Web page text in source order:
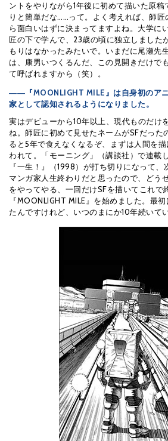
ントをやりながら1年後に初めて描いた原
りと簡単だな……って。よく考えれば、師
ら面白いはずに決まってますよね。大学に
匠の下で学んで、23歳の頃に独立しました
もりはなかったみたいで。いまだに尾瀬先
は、康男いつくるんだ、この見開きだけで
て呼ばれますから（笑）。
――『MOONLIGHT MILE』は自身初のア
家として認知されるようになりました。
実はデビューから10年以上、現代ものだけ
ね。師匠に初めて見せたネームがSFだった
ると5年で食えなくなるぞ、まずは人間を
われて。「モーニング」（講談社）で連載
『一生！』（1998）が打ち切りになって、
マンガ家人生終わりだと思ったので、どう
をやってやる、一回だけSFを描いてこれで
『MOONLIGHT MILE』を始めました。最
たんですけれど、いつのまにか10年続いて